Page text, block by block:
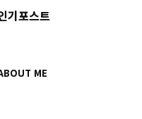
기포스트
ME